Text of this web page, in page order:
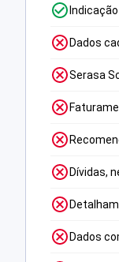
Dados
Serasa
Dívidas,
Dados